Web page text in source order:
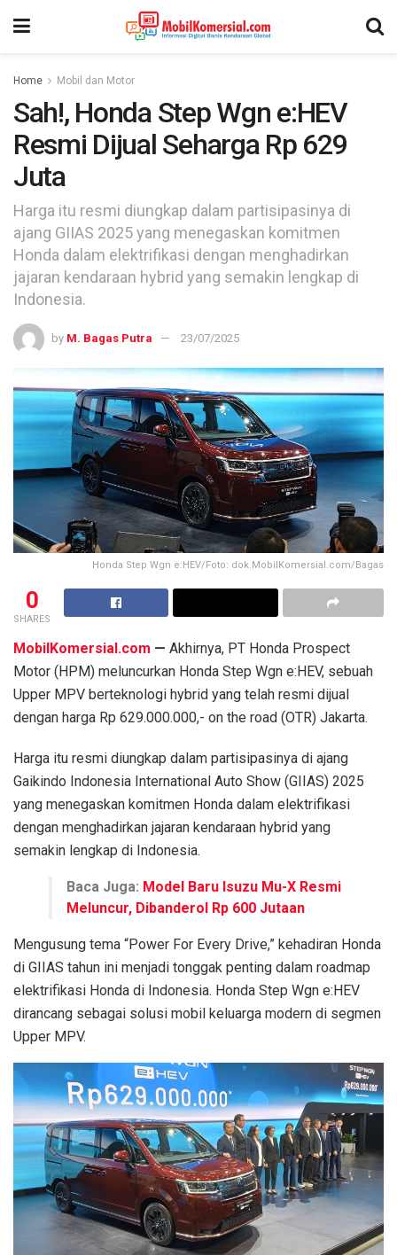
Home Mobil dan Motor
Sah!, Honda Step Wgn e:HEV
Resmi Dijual Seharga Rp 629
Juta
Harga itu resmi diungkap dalam partisipasinya di
ajang GIIAS 2025 yang menegaskan komitmen
Honda dalam elektrifikasi dengan menghadirkan
jajaran kendaraan hybrid yang semakin lengkap di
Indonesia.
by M. Bagas Putra 23/07/2025
Honda Step Wgn e:HEV/Foto: dok.MobilKomersial.com/Bagas
0
SHARES
MobilKomersial.com — Akhirnya, PT Honda Prospect
Motor (HPM) meluncurkan Honda Step Wgn e:HEV, sebuah
Upper MPV berteknologi hybrid yang telah resmi dijual
dengan harga Rp 629.000.000,- on the road (OTR) Jakarta.
Harga itu resmi diungkap dalam partisipasinya di ajang
Gaikindo Indonesia International Auto Show (GIIAS) 2025
yang menegaskan komitmen Honda dalam elektrifikasi
dengan menghadirkan jajaran kendaraan hybrid yang
semakin lengkap di Indonesia.
Baca Juga: Model Baru Isuzu Mu-X Resmi
Meluncur, Dibanderol Rp 600 Jutaan
Mengusung tema “Power For Every Drive,” kehadiran Honda
di GIIAS tahun ini menjadi tonggak penting dalam roadmap
elektrifikasi Honda di Indonesia. Honda Step Wgn e:HEV
dirancang sebagai solusi mobil keluarga modern di segmen
Upper MPV.